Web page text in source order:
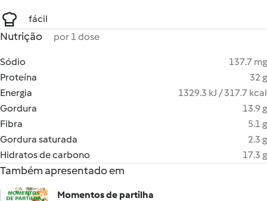
fácil
Nutrição por 1 dose
Sódio
137.7 mg
Proteína
32 g
Energia
1329.3 kJ / 317.7 kcal
Gordura
13.9 g
Fibra
5.1 g
Gordura saturada
2.3 g
Hidratos de carbono
17.3 g
Também apresentado em
Momentos de partilha